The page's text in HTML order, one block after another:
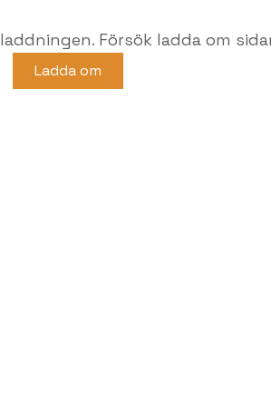
Försök ladda om
Ladda om